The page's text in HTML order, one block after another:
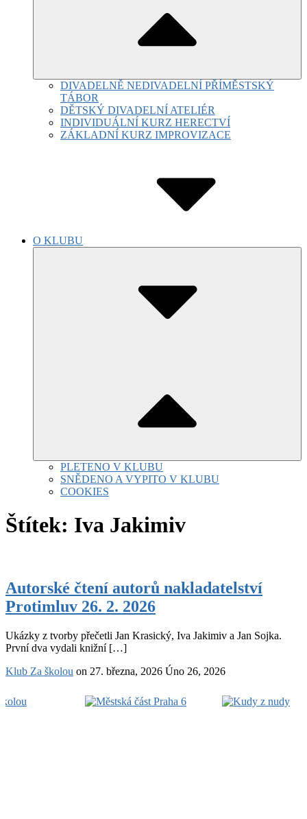
DIVADELNĚ NEDIVADELNÍ PŘÍMĚSTSKÝ
TÁBOR
DĚTSKÝ DIVADELNÍ ATELIÉR
INDIVIDUÁLNÍ KURZ HERECTVÍ
ZÁKLADNÍ KURZ IMPROVIZACE
O KLUBU
PLETENO V KLUBU
SNĚDENO A VYPITO V KLUBU
COOKIES
Štítek: Iva Jakimiv
čtení
autorů
nakladatelství
26.
2.
Autorské čtení autorů nakladatelství
Protimluv 26. 2. 2026
Ukázky z tvorby přečetli Jan Krasický, Iva Jakimiv a Jan Sojka.
První dva vydali knižní […]
Klub Za školou on 27. března, 2026 Úno 26, 2026
Footer